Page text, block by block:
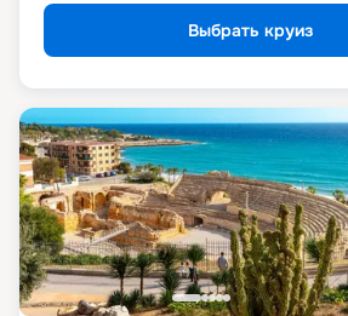
Выбрать круиз